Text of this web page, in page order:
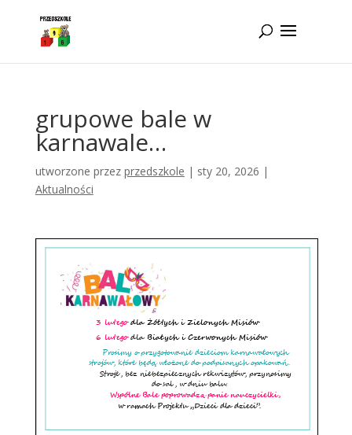
grupowe bale w
karnawale…
utworzone przez przedszkole | sty 20, 2026 |
Aktualności